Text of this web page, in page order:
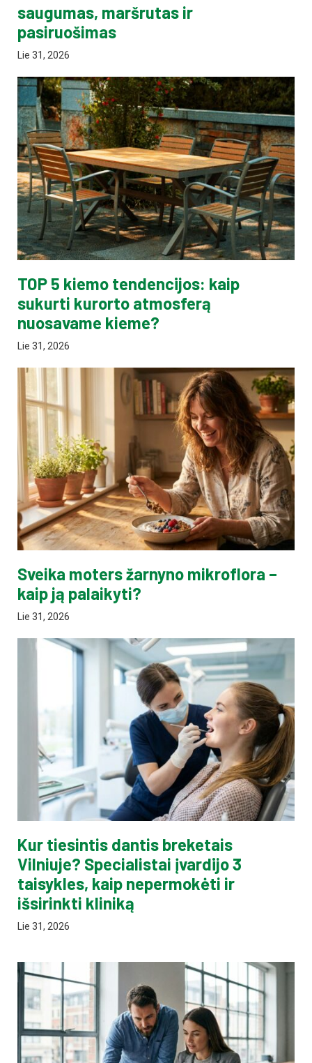
saugumas, maršrutas ir
pasiruošimas
Lie 31, 2026
TOP 5 kiemo tendencijos: kaip
sukurti kurorto atmosferą
nuosavame kieme?
Lie 31, 2026
Sveika moters žarnyno mikroflora –
kaip ją palaikyti?
Lie 31, 2026
Kur tiesintis dantis breketais
Vilniuje? Specialistai įvardijo 3
taisykles, kaip nepermokėti ir
išsirinkti kliniką
Lie 31, 2026